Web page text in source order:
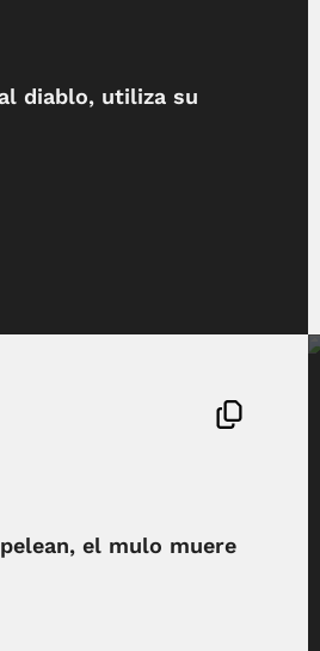
diablo, utiliza su
el mulo muere